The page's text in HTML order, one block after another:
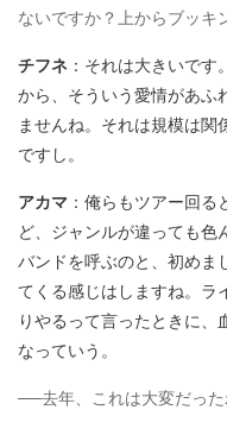
ないですか？上からブッキ
チフネ ：それは大きいで
から、そういう愛情があふ
ませんね。それは規模は
ですし。
アカマ ：俺らもツアー回
ど、ジャンルが違っても色
バンドを呼ぶのと、初めま
てくる感じはしますね。ラ
りやるって言ったときに
なっていう。
──去年、これは大変だっ